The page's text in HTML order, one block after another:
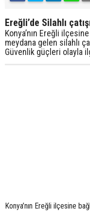
Ereğli’de Silahlı
Konya’nın Ereğli
meydana gelen silahlı
Güvenlik güçleri olayla
Konya’nın Ereğli ilçesine